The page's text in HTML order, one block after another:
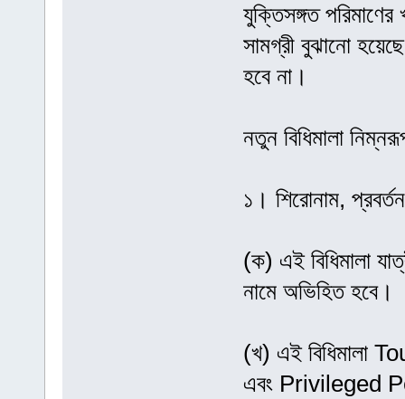
যুক্তিসঙ্গত
সামগ্রী বুঝানো
হবে না।
নতুন বিধিমালা
১। শিরোনাম,
(ক) এই বিধিমালা
নামে অভিহিত হবে।
(খ) এই
এবং Privileged